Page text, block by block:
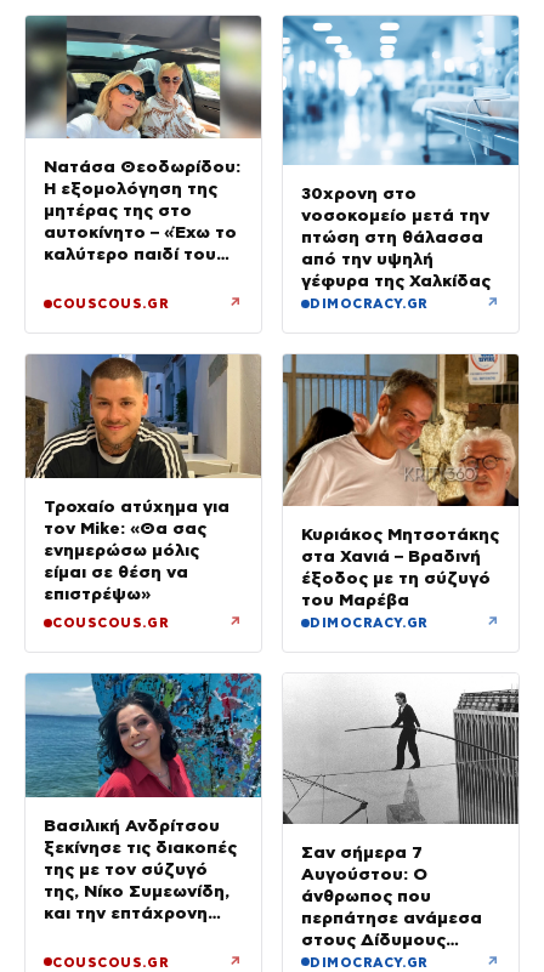
Νατάσα Θεοδωρίδου:
Η εξομολόγηση της
μητέρας της στο
αυτοκίνητο – «Έχω το
καλύτερο παιδί του
COUSCOUS.GR ↗
30χρονη στο
νοσοκομείο μετά την
πτώση στη θάλασσα
από την υψηλή
γέφυρα της Χαλκίδας
DIMOCRACY.GR ↗
Τροχαίο ατύχημα για
τον Mike: «Θα σας
ενημερώσω μόλις
είμαι σε θέση να
επιστρέψω»
COUSCOUS.GR ↗
Κυριάκος Μητσοτάκης
στα Χανιά – Βραδινή
έξοδος με τη σύζυγό
του Μαρέβα
DIMOCRACY.GR ↗
Βασιλική Ανδρίτσου
ξεκίνησε τις διακοπές
της με τον σύζυγό
της, Νίκο Συμεωνίδη,
και την επτάχρονη
COUSCOUS.GR ↗
Σαν σήμερα 7
Αυγούστου: Ο
άνθρωπος που
περπάτησε ανάμεσα
στους Δίδυμους
Πύργους
DIMOCRACY.GR ↗